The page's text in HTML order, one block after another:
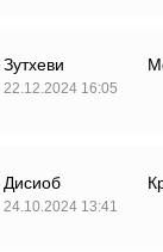
Зутхеви
22.12.2024 16:05
Дисиоб
24.10.2024 13:41